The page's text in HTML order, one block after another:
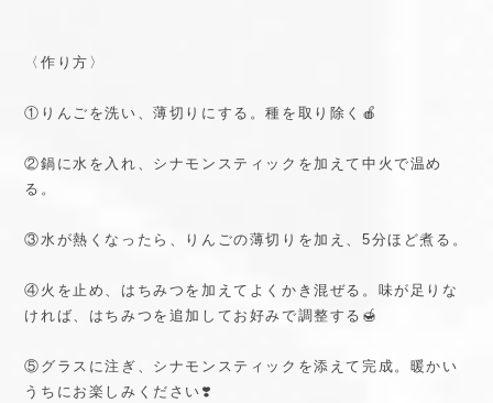
〈作り方〉
①りんごを洗い、薄切りにする。種を取り除く🍎
②鍋に水を入れ、シナモンスティックを加えて中火で温め
る。
③水が熱くなったら、りんごの薄切りを加え、5分ほど煮る。
④火を止め、はちみつを加えてよくかき混ぜる。味が足りな
ければ、はちみつを追加してお好みで調整する🍯
⑤グラスに注ぎ、シナモンスティックを添えて完成。暖かい
うちにお楽しみください❣️